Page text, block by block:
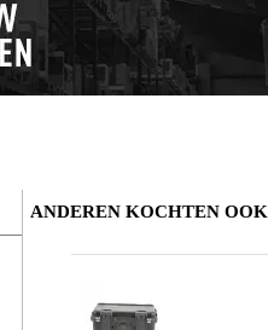
ANDEREN KOCHTEN OOK